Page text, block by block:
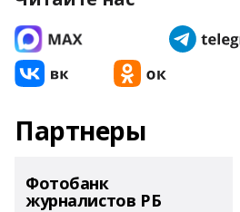
Партнеры
Фотобанк
журналистов РБ